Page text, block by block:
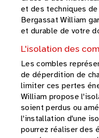
et des techniques
Bergassat William
et durable de votre
L'isolation des
Les combles
de déperdition de
limiter ces pertes
William propose
soient perdus ou
l'installation d'une
pourrez réaliser des